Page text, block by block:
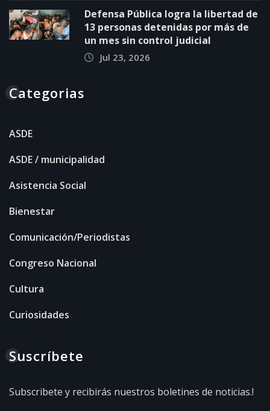
Defensa Pública logra la libertad de
13 personas detenidas por más de
un mes sin control judicial
Jul 23, 2026
Categorias
ASDE
ASDE / municipalidad
Asistencia Social
Bienestar
Comunicación/Periodistas
Congreso Nacional
Cultura
Curiosidades
Suscríbete
Subscribete y recibirás nuestros boletines de noticias.!